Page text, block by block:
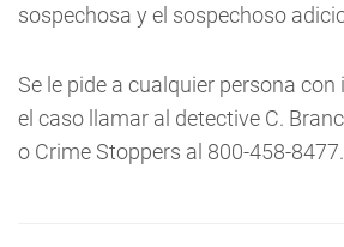
sospechosa y el sospechoso
Se le pide a cualquier persona
el caso llamar al detective C.
o Crime Stoppers al 800-458-8477.